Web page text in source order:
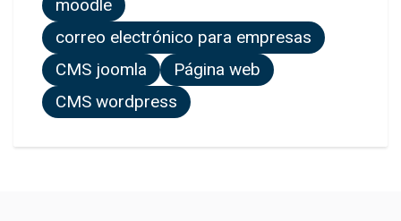
moodle
correo electrónico para empresas
CMS joomla
Página web
CMS wordpress